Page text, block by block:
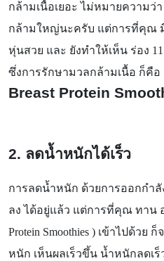
กล้ามเนื้อเยอะ ไม่หมายความ
กล้ามใหญ่นะครับ แต่การที่คุณ
หุ่นสวย และ ยังทำให้เห็น ร่อง
ซึ่งการรักษามวลกล้ามเนื้อ ก็คือ
Breast Protein
2. ลดน้ำหนักได้เร็ว
การลดน้ำหนัก ด้วยการออกกำ
ลง ได้อยู่แล้ว แต่การที่คุณ ทาน
Protein Smoothies ) เข้าไปด้วย
หนัก เห็นผลเร็วขึ้น น้ำหนักลดเ